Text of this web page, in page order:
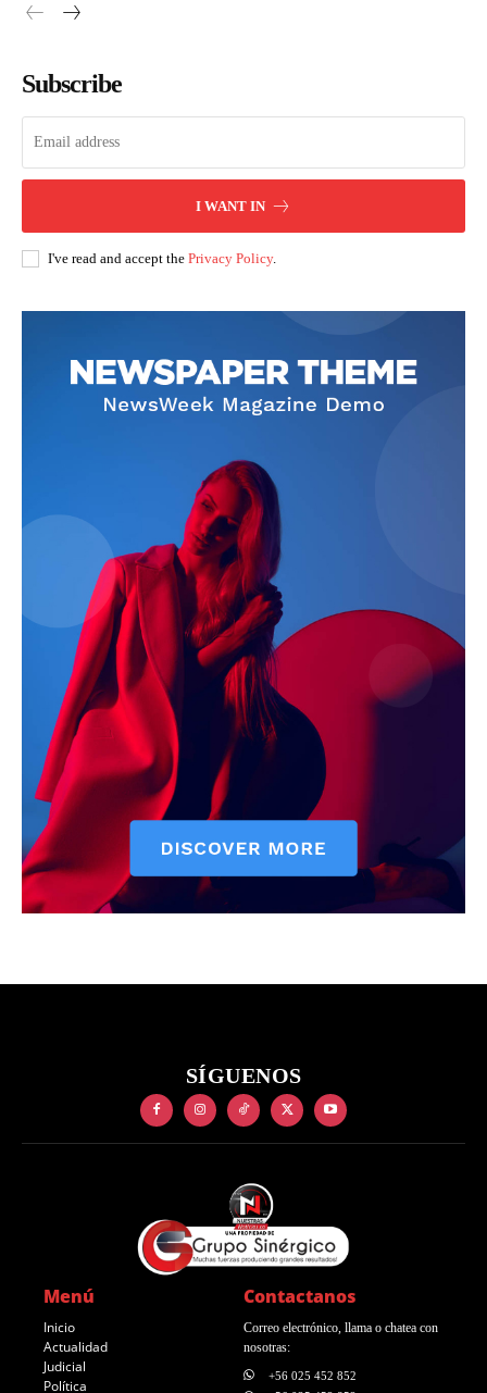
Subscribe
I WANT IN
I've read and accept the Privacy Policy.
SÍGUENOS
Menú
Inicio
Actualidad
Judicial
Política
Contactanos
Correo electrónico, llama o chatea con
nosotras:
+56 025 452 852